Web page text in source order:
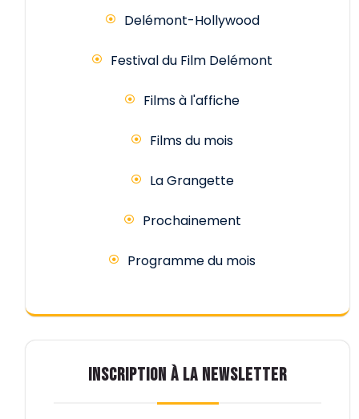
Delémont-Hollywood
Festival du Film Delémont
Films à l'affiche
Films du mois
La Grangette
Prochainement
Programme du mois
INSCRIPTION À LA NEWSLETTER